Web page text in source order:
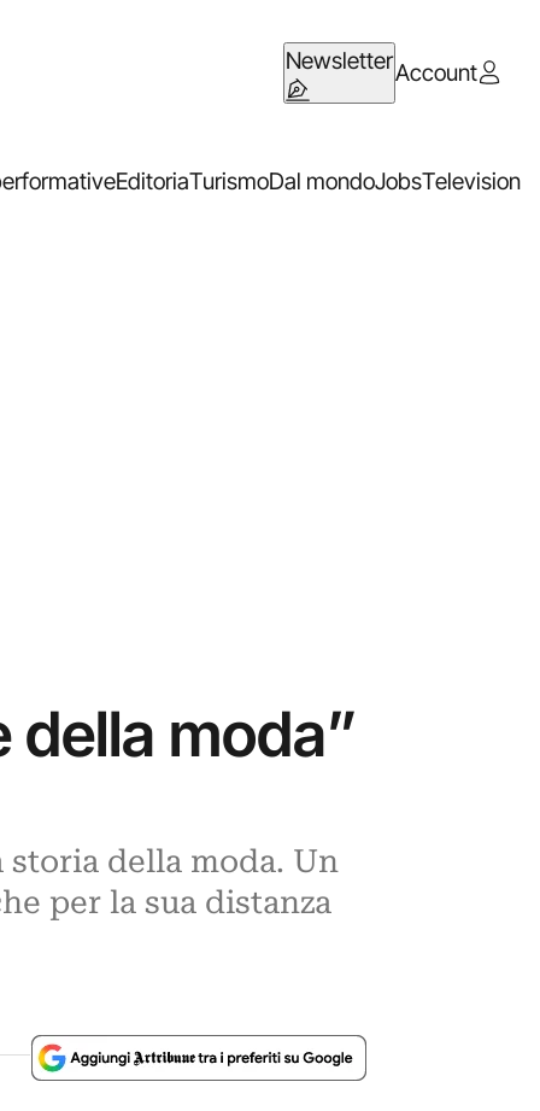
NewsletterAccount
EditoriaTurismoDal mondoJobsTelevision
moda”
della moda. Un
per la sua distanza